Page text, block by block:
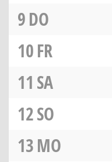
9DO
10FR
11 SA
12SO
13MO